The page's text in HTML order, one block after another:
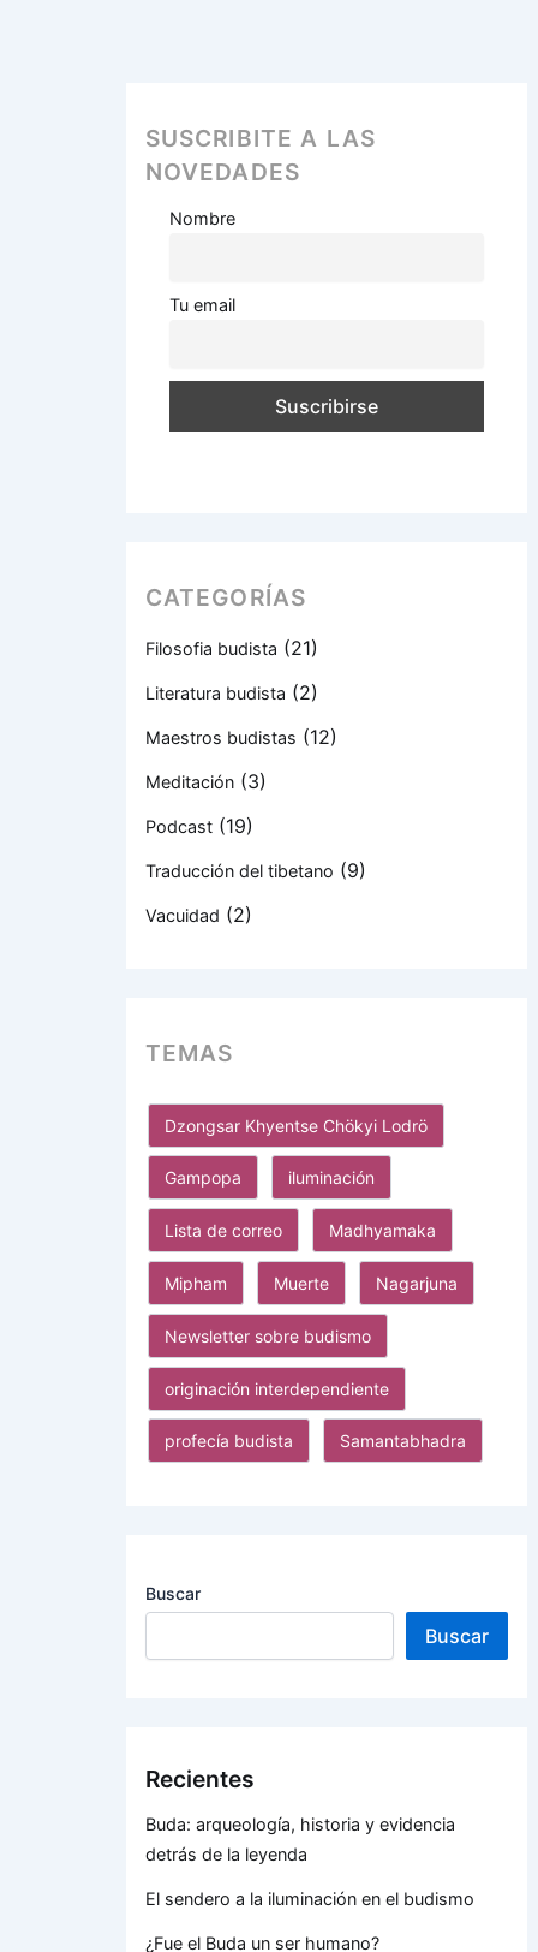
SUSCRIBITE A LAS
NOVEDADES
Nombre
Tu email
CATEGORÍAS
Filosofia budista (21)
Literatura budista (2)
Maestros budistas (12)
Meditación(3)
Podcast(19)
Traducción del tibetano (9)
Vacuidad (2)
TEMAS
Dzongsar Khyentse Chökyi Lodrö
Gampopa iluminación
Lista de correo Madhyamaka
Mipham Muerte Nagarjuna
Newsletter sobre budismo
originación interdependiente
profecía budista Samantabhadra
Buscar
Buscar
Recientes
Buda: arqueología, historia y evidencia
detrás de la leyenda
El sendero a la iluminación en el budismo
¿Fue el Buda un ser humano?